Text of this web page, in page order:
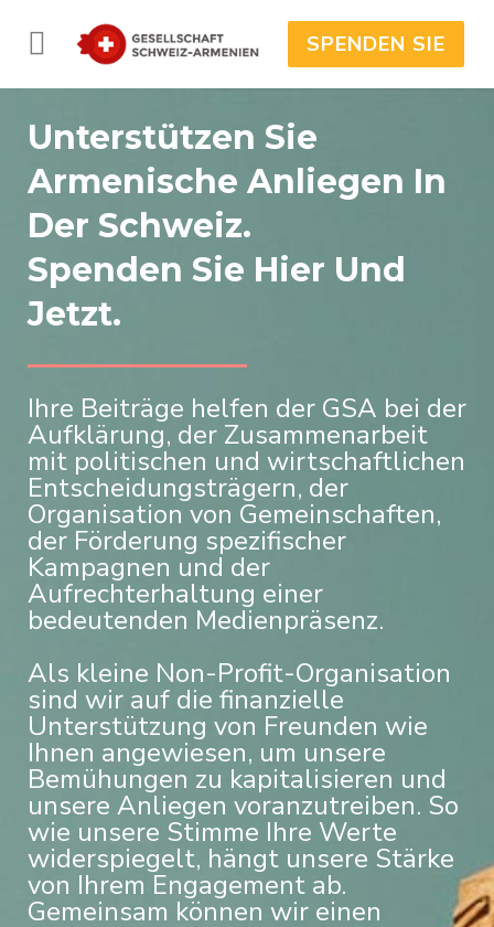
SPENDEN SIE
Unterstützen Sie
Armenische Anliegen In
Der Schweiz.
Spenden Sie Hier Und
Jetzt.
Ihre Beiträge helfen der GSA bei der
Aufklärung, der Zusammenarbeit
mit politischen und wirtschaftlichen
Entscheidungsträgern, der
Organisation von Gemeinschaften,
der Förderung spezifischer
Kampagnen und der
Aufrechterhaltung einer
bedeutenden Medienpräsenz.
Als kleine Non-Profit-Organisation
sind wir auf die finanzielle
Unterstützung von Freunden wie
Ihnen angewiesen, um unsere
Bemühungen zu kapitalisieren und
unsere Anliegen voranzutreiben. So
wie unsere Stimme Ihre Werte
widerspiegelt, hängt unsere Stärke
von Ihrem Engagement ab.
Gemeinsam können wir einen